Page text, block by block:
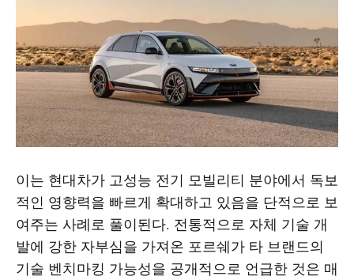
이는 현대차가 고성능 전기 모빌리티 분야에서 독보
적인 영향력을 빠르게 확대하고 있음을 단적으로 보
여주는 사례로 풀이된다. 전통적으로 자체 기술 개
발에 강한 자부심을 가져온 포르쉐가 타 브랜드의
기술 벤치마킹 가능성을 공개적으로 언급한 것은 매